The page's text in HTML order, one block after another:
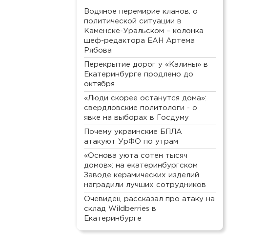
Водяное перемирие кланов: о
политической ситуации в
Каменске-Уральском – колонка
шеф-редактора ЕАН Артема
Рябова
Перекрытие дорог у «Калины» в
Екатеринбурге продлено до
октября
«Люди скорее останутся дома»:
свердловские политологи - о
явке на выборах в Госдуму
Почему украинские БПЛА
атакуют УрФО по утрам
«Основа уюта сотен тысяч
домов»: на екатеринбургском
Заводе керамических изделий
наградили лучших сотрудников
Очевидец рассказал про атаку на
склад Wildberries в
Екатеринбурге